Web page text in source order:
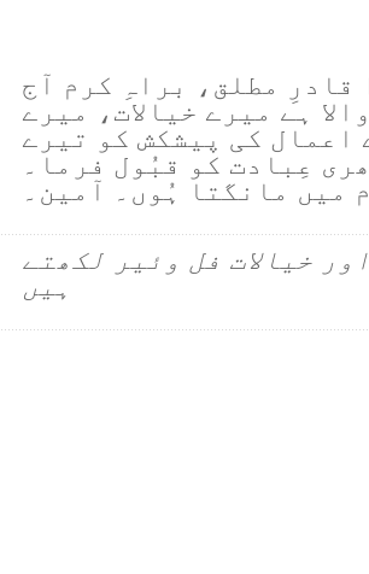
قادرِ مطلق، براہِ کرم آج
ہے میرے خیالات، میرے
اعمال کی پیشکش کو تیرے
عِبادت کو قبُول فرما۔
میں مانگتا ہُوں۔ آمین۔
خیالات فل وئیر لکھتے
ہیں